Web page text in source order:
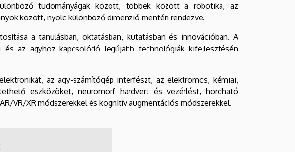
tudományágak között, többek között a robotika, az
között, nyolc különböző dimenzió mentén rendezve.
a tanulásban, oktatásban, kutatásban és innovációban. A
az agyhoz kapcsolódó legújabb technológiák kifejlesztésén
az agy-számítógép interfészt, az elektromos, kémiai,
eszközöket, neuromorf hardvert és vezérlést, hordható
VR/XR módszerekkel és kognitív augmentációs módszerekkel.